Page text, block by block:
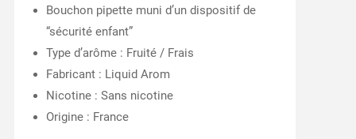
Bouchon pipette muni d’un dispositif de
“sécurité enfant”
Type d’arôme : Fruité / Frais
Fabricant : Liquid Arom
Nicotine : Sans nicotine
Origine : France